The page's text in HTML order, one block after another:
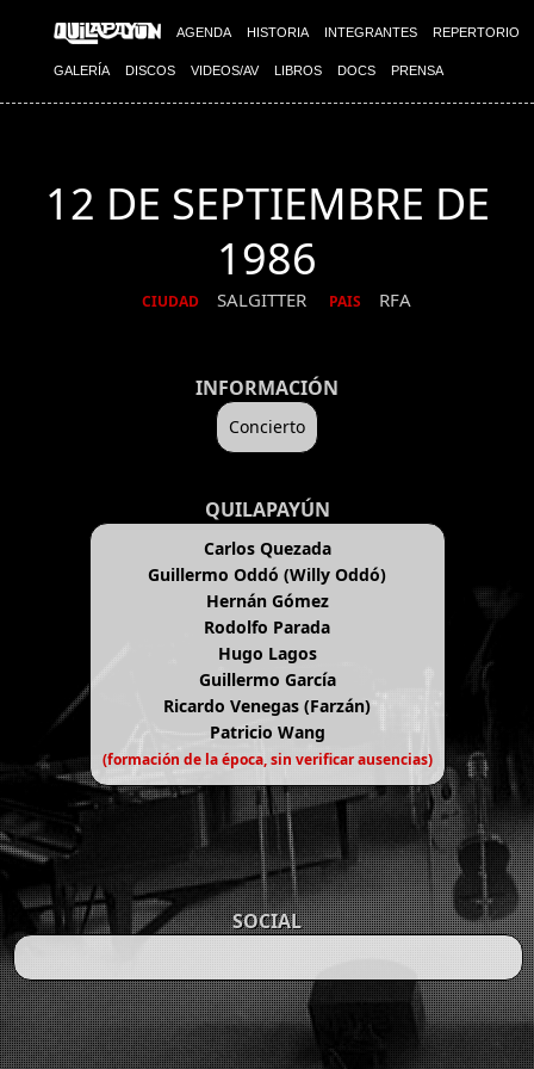
AGENDA HISTORIA INTEGRANTES REPERTORIO
GALERÍA DISCOS VIDEOS/AV LIBROS DOCS PRENSA
12 DE SEPTIEMBRE DE
1986
CIUDAD SALGITTER PAIS RFA
INFORMACIÓN
Concierto
QUILAPAYÚN
Carlos Quezada
Guillermo Oddó (Willy Oddó)
Hernán Gómez
Rodolfo Parada
Hugo Lagos
Guillermo García
Ricardo Venegas (Farzán)
Patricio Wang
(formación de la época, sin verificar ausencias)
SOCIAL